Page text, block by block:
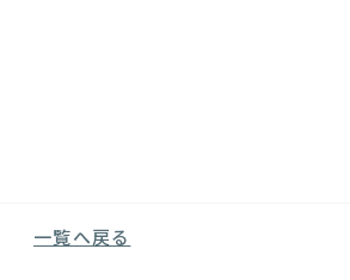
一覧へ戻る